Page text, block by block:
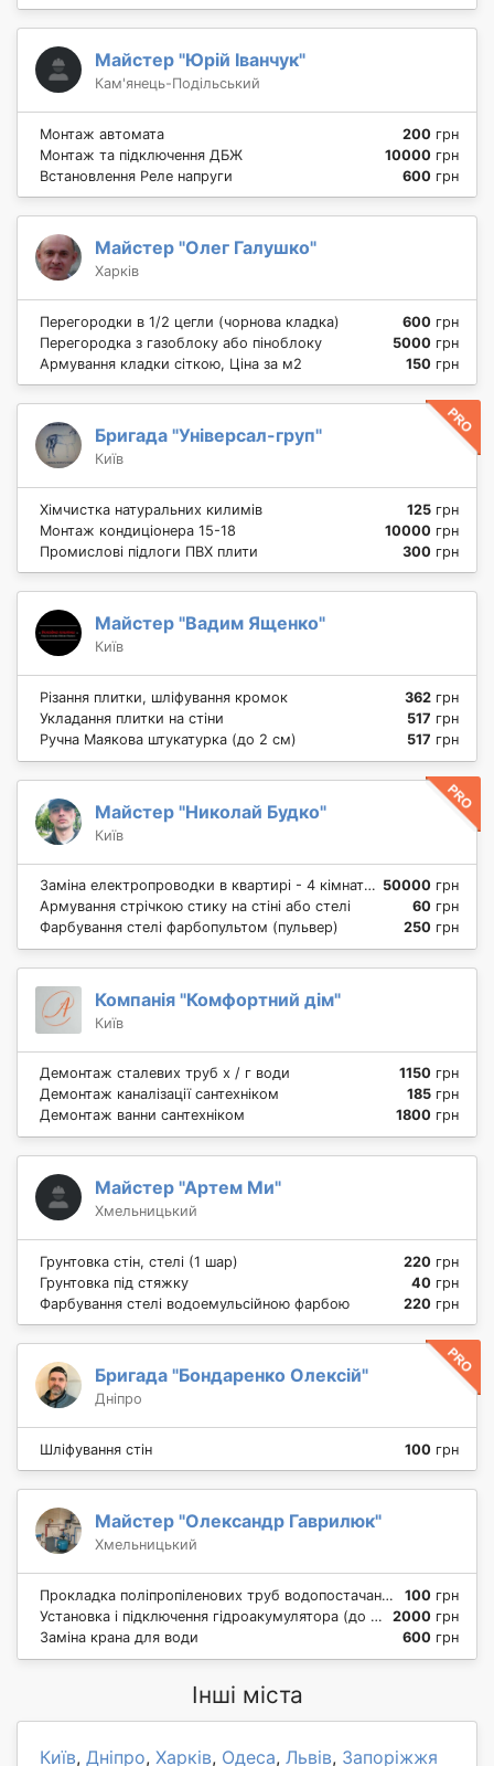
Майстер "Юрій Іванчук"
Кам'янець-Подільський
Монтаж автомата 200 грн
Монтаж та підключення ДБЖ
10000 грн
Встановлення Реле напруги
600 грн
Майстер "Олег Галушко"
Харків
Перегородки в 1/2 цегли (чорнова кладка) 600 грн
Перегородка з газоблоку або піноблоку
5000 грн
Армування кладки сіткою, Ціна за м2
150 грн
Бригада "Універсал-груп"
Київ
Хімчистка натуральних килимів 125 грн
Монтаж кондиціонера 15-18
10000 грн
Промислові підлоги ПВХ плити
300 грн
Майстер "Вадим Ященко"
Київ
Різання плитки, шліфування кромок 362 грн
Укладання плитки на стіни
517 грн
Ручна Маякова штукатурка (до 2 см)
517 грн
Майстер "Николай Будко"
Київ
Заміна електропроводки в квартирі - 4 кімнатна, комплекс 50000 грн
Армування стрічкою стику на стіні або стелі
60 грн
Фарбування стелі фарбопультом (пульвер)
250 грн
Компанія "Комфортний дім"
Київ
Демонтаж сталевих труб х / г води 1150 грн
Демонтаж каналізації сантехніком
185 грн
Демонтаж ванни сантехніком
1800 грн
Майстер "Артем Ми"
Хмельницький
Грунтовка стін, стелі (1 шар) 220 грн
Грунтовка під стяжку
40 грн
Фарбування стелі водоемульсійною фарбою
220 грн
Бригада "Бондаренко Олексій"
Дніпро
Шліфування стін 100 грн
Майстер "Олександр Гаврилюк"
Хмельницький
Прокладка поліпропіленових труб водопостачання Ø16-40 100 грн
Установка і підключення гідроакумулятора (до 300 л.)
2000 грн
Заміна крана для води
600 грн
Інші міста
Київ, Дніпро, Харків, Одеса, Львів, Запоріжжя